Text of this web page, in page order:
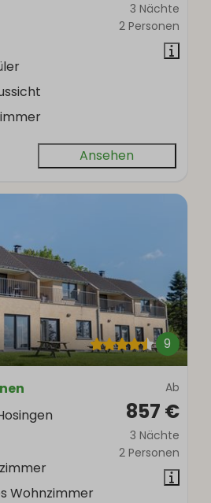
3 Nächte
2 Personen
Ansehen
9
Ab
857 €
3 Nächte
2 Personen
Wohnzimmer